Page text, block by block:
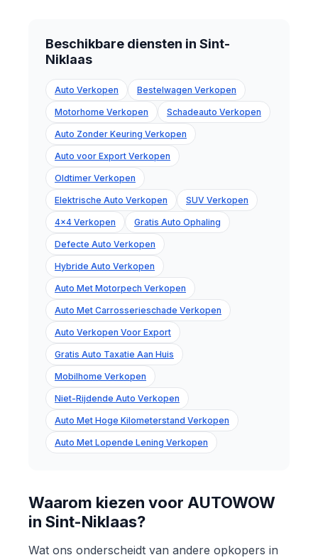
Beschikbare diensten in Sint-
Niklaas
Auto Verkopen Bestelwagen Verkopen
Motorhome Verkopen Schadeauto Verkopen
Auto Zonder Keuring Verkopen
Auto voor Export Verkopen
Oldtimer Verkopen
Elektrische Auto Verkopen SUV Verkopen
4x4 Verkopen Gratis Auto Ophaling
Defecte Auto Verkopen
Hybride Auto Verkopen
Auto Met Motorpech Verkopen
Auto Met Carrosserieschade Verkopen
Auto Verkopen Voor Export
Gratis Auto Taxatie Aan Huis
Mobilhome Verkopen
Niet-Rijdende Auto Verkopen
Auto Met Hoge Kilometerstand Verkopen
Auto Met Lopende Lening Verkopen
Waarom kiezen voor AUTOWOW
in Sint-Niklaas?
Wat ons onderscheidt van andere opkopers in